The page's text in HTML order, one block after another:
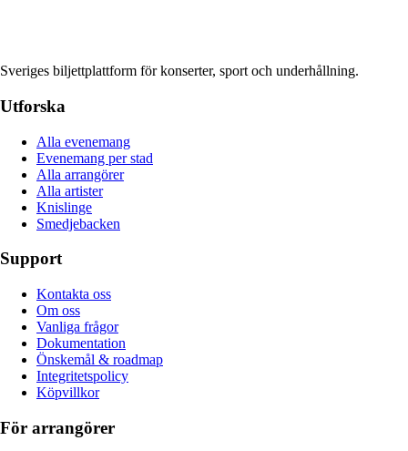
Sveriges biljettplattform för konserter, sport och underhållning.
Utforska
Alla evenemang
Evenemang per stad
Alla arrangörer
Alla artister
Knislinge
Smedjebacken
Support
Kontakta oss
Om oss
Vanliga frågor
Dokumentation
Önskemål & roadmap
Integritetspolicy
Köpvillkor
För arrangörer